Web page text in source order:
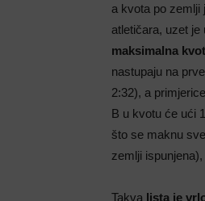
a kvota po zemlji
atletičara, uzet je
maksimalna
nastupaju na
2:32), a
B u kvotu će ući
što se maknu
zemlji
Takva lista je